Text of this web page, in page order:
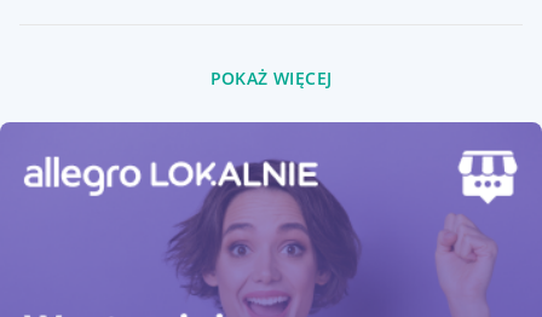
POKAŻ WIĘCEJ